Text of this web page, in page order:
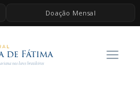
Doação Mensal